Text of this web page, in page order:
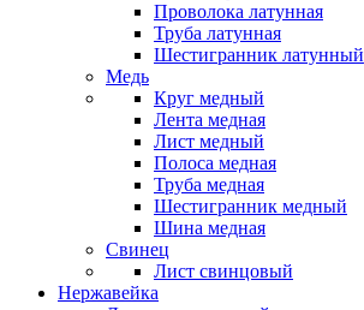
Проволока латунная
Труба латунная
Шестигранник латунный
Медь
Круг медный
Лента медная
Лист медный
Полоса медная
Труба медная
Шестигранник медный
Шина медная
Свинец
Лист свинцовый
Нержавейка